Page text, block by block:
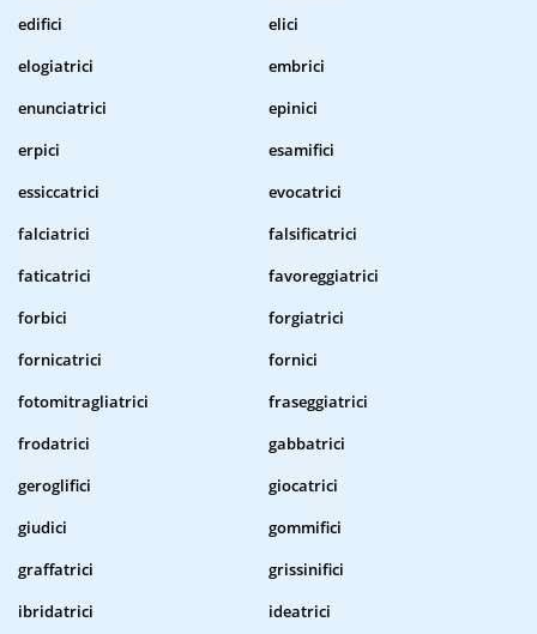
edifici
elici
elogiatrici
embrici
enunciatrici
epinici
erpici
esamifici
essiccatrici
evocatrici
falciatrici
falsificatrici
faticatrici
favoreggiatrici
forbici
forgiatrici
fornicatrici
fornici
fotomitragliatrici
fraseggiatrici
frodatrici
gabbatrici
geroglifici
giocatrici
giudici
gommifici
graffatrici
grissinifici
ibridatrici
ideatrici